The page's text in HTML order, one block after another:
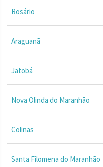
Rosário
Araguanã
Jatobá
Nova Olinda do Maranhão
Colinas
Santa Filomena do Maranhão